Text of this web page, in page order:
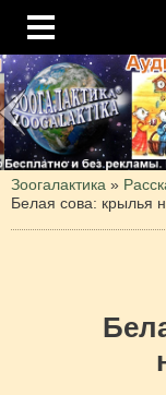
Зоогалактика »
Белая сова: крылья